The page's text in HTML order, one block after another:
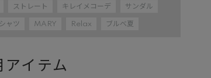
ストレート キレイメコーデ サンダル
シャツ MARY Relax ブルべ夏
アイテム